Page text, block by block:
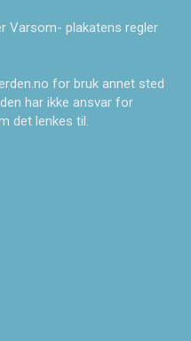
Varsom- plakatens regler
for bruk annet sted
har ikke ansvar for
det lenkes til.